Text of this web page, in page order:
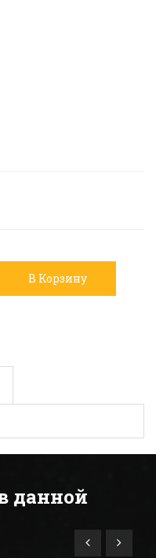
В Корзину
данной